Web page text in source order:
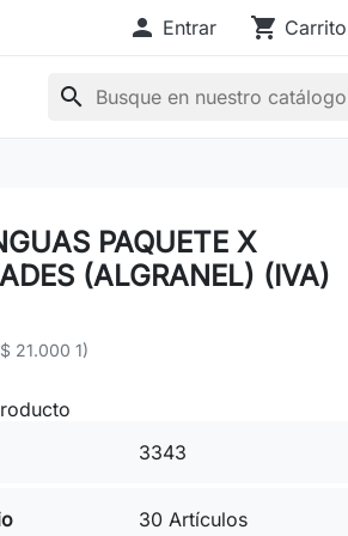
 Entrar shopping_cart Carrito
search
PAQUETE X
(ALGRANEL) (IVA)
21.000 1)
3343
30 Artículos